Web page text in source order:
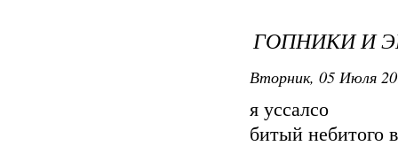
ГОПНИКИ И
Вторник, 05 Июля
я уссалсо
битый небитого